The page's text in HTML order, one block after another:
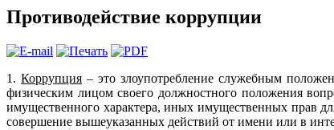
Противодействие коррупции
1.Коррупция – это злоупотребление служебным
физическим лицом своего должностного положения
имущественного характера, иных имущественных прав
совершение вышеуказанных действий от имени или в